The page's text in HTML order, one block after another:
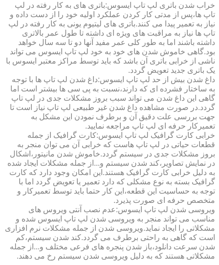
خراب شدن باتری لپ تاپ ایسوس:باتری های به کار رفته در لپ
تاپ ها،پس از مدتی کار کردن عملکرد اولیه خود را از دست داده و
نیاز به تعمیر پیدا می کنند.باتری های لیتیوم یونی به کار رفته در لپ
تاپ ها نیاز به مراقبت های ویژه ای داشته تا طول عمر بالاتری
داشته باشند اما به طور کلی عمر مفید آنها دو تا سه سال خواهد
بود.گاهی خاموش شدن های خود به خود لپ تاپ ایسوس می تواند
ناشی از خرابی باتری آن باشد که باید توسط مراکز معتبر ایسوس با
یک باتری جدید تعویض گردد.
داغ شدن بیش از حد لپ تاپ ایسوس:داغ شدن لپ تاپ ها با توجه
به ساختار فشرده ای که دارند،نسبت به پی سی ها بیشتر است اما
گاهی این داغ شدن می تواند سبب بروز مشکلات جدی در لپ تاپ
گردد.در صورت مشاهده داغ شدن غیر طبیعی لپ تاپ نیاز است تا
جهت بررسی علت دقیق آن و برطرف نمودن این مشکل به
تعمیرکار حرفه ای لپ تاپ مراجعه نمایید.
خرابی کارت گرافیک لپ تاپ ایسوس:کارت گرافیک از جمله
قطعات حیاتی در لپ تاپ هاست که خرابی آن می توان منجر به
بروز مشکلات جدی در سیستم گردد.خاموش شدن مانیتور،اشکال
در نمایش تصاویر،کند شدن سیستم و...از جمله مشکلات ایجاد شده
به دلیل خرابی کارت گرافیک هستند.این امکان وجود دارد که کارت
گرافیک بسته به نوع مشکلی که دارد تعمیر یا تعویض گردد اما با
توجه به حساسیت این قطعه،این کار حتما باید توسط تعمیرکار و
متخصص حرفه ای صورت پذیرد.
ویروسی شدن لپ تاپ ایسوس:عدم نصب آنتی ویروس های
مناسب می تواند منجر به ویروسی شدن لپ تاپ ایسوس شده و
مشکلاتی را ایجاد نماید.ویروسی شدن از جمله مشکلات نرم افزاری
است که گاهی به راحتی برطرف می گردد.کند شدن سیستم،کم
شدن سرعت دانلود،باز شدن پنجره های فرعی مختلف و...از جمله
مشکلاتی هستند که به دلیل ویروسی شدن سیستم رخ می دهند.